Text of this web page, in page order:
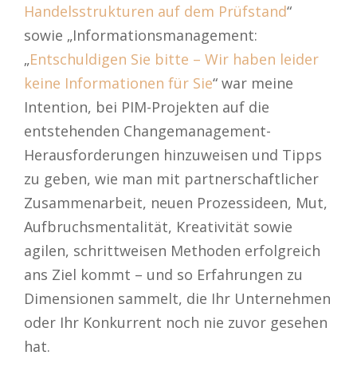
Handelsstrukturen auf dem Prüfstand“
sowie „Informationsmanagement:
„Entschuldigen Sie bitte – Wir haben leider
keine Informationen für Sie“ war meine
Intention, bei PIM-Projekten auf die
entstehenden Changemanagement-
Herausforderungen hinzuweisen und Tipps
zu geben, wie man mit partnerschaftlicher
Zusammenarbeit, neuen Prozessideen, Mut,
Aufbruchsmentalität, Kreativität sowie
agilen, schrittweisen Methoden erfolgreich
ans Ziel kommt – und so Erfahrungen zu
Dimensionen sammelt, die Ihr Unternehmen
oder Ihr Konkurrent noch nie zuvor gesehen
hat.